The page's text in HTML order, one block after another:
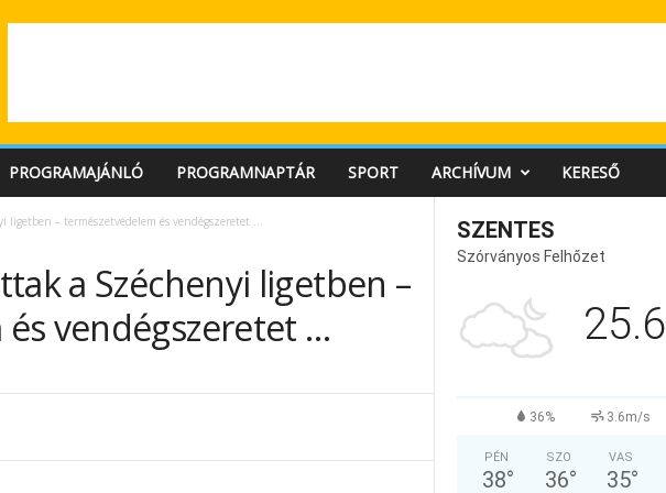
PROGRAMAJÁNLÓ PROGRAMNAPTÁR SPORT ARCHÍVUM KERESŐ
ligetben – természetvédelem és vendégszeretet …
a Széchenyi ligetben –
vendégszeretet …
SZENTES
Szórványos Felhőzet
25.6
36% 3.6m/s
PÉN
38°
SZO
36°
VAS
35°